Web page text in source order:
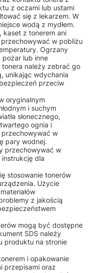
z oczami lub ustami
się z lekarzem. W
wodą z mydłem.
kaset z tonerem ani
w pobliżu
Ogrzany
lub inne
należy zebrać go
unikając wdychania
przeciw
oryginalnym
i suchym
słonecznego,
ognia i
przechowywać w
pary wodnej.
przechowywać w
dla
stosowanie tonerów
Użycie
z jakością
mogą być dostępne
SDS należy
produktu na stronie
i opakowanie
przepisami oraz